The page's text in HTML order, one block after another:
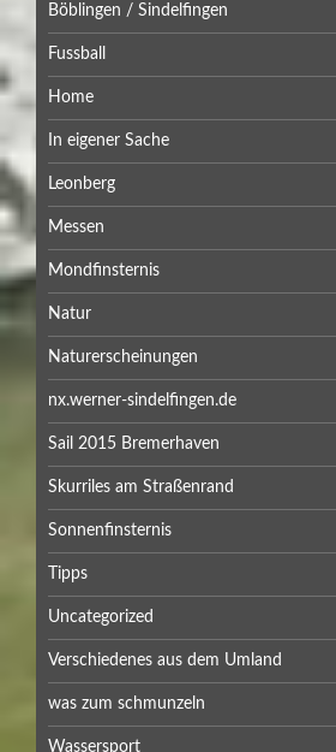
Böblingen / Sindelfingen
Fussball
Home
In eigener Sache
Leonberg
Messen
Mondfinsternis
Natur
Naturerscheinungen
nx.werner-sindelfingen.de
Sail 2015 Bremerhaven
Skurriles am Straßenrand
Sonnenfinsternis
Tipps
Uncategorized
Verschiedenes aus dem Umland
was zum schmunzeln
Wassersport